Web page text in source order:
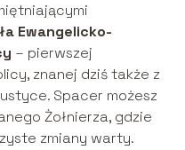
Ewangelicko-
– pierwszej
znanej dziś także z
Spacer możesz
Żołnierza, gdzie
zmiany warty.